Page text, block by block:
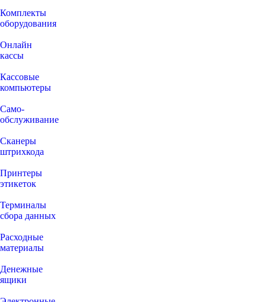
Комплекты
оборудования
Онлайн
кассы
Кассовые
компьютеры
Само-
обслуживание
Сканеры
штрихкода
Принтеры
этикеток
Терминалы
сбора данных
Расходные
материалы
Денежные
ящики